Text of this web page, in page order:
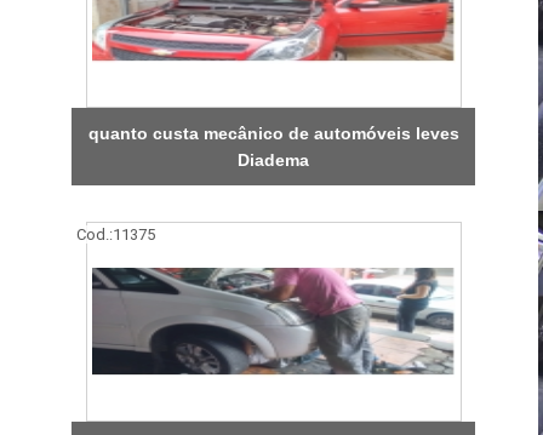
quanto custa mecânico de automóveis leves
Diadema
Cod.:11375